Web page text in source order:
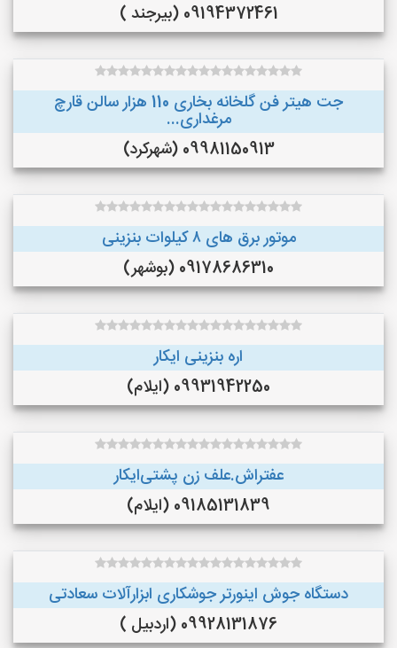
09194372461 (بیرجند )
جت هیتر فن گلخانه بخاری 110 هزار سالن قارچ
مرغداری...
09981150913 (شهرکرد)
موتور برق های ٨ کیلوات بنزینی
09178686310 (بوشهر)
اره بنزینی ایکار
09931942250 (ایلام)
عفتراش.علف زن پشتی‌ایکار
09185131839 (ایلام)
دستگاه جوش اینورتر جوشکاری ابزارآلات سعادتی
09928131876 (اردبیل )